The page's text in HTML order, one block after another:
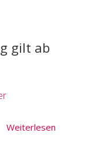
gilt ab
Weiterlesen